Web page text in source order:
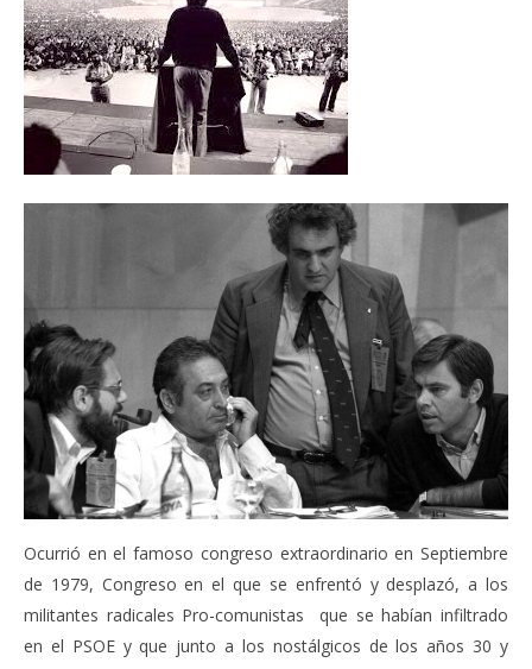
Ocurrió en el famoso congreso extraordinario en Septiembre
de 1979, Congreso en el que se enfrentó y desplazó, a los
militantes radicales Pro-comunistas que se habían infiltrado
en el PSOE y que junto a los nostálgicos de los años 30 y